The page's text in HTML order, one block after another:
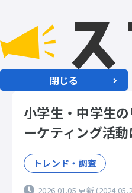
閉じる
小学生・中学生
ーケティング活
トレンド・調査
2026.01.05 更新